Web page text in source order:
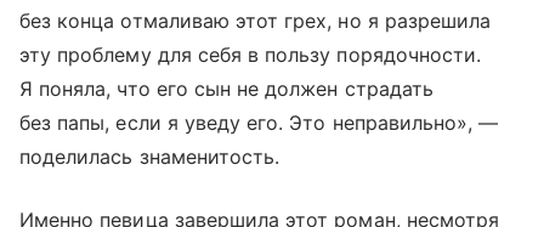
без конца отмаливаю этот грех, но я разрешила
эту проблему для себя в пользу порядочности.
Я поняла, что его сын не должен страдать
без папы, если я уведу его. Это неправильно», —
поделилась знаменитость.
Именно певица завершила этот роман, несмотря